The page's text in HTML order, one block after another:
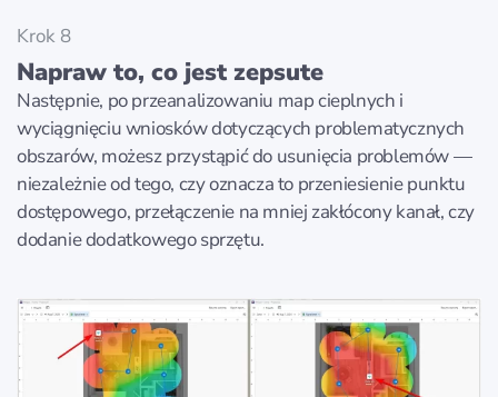
Krok 8
Napraw to, co jest zepsute
Następnie, po przeanalizowaniu map cieplnych i
wyciągnięciu wniosków dotyczących problematycznych
obszarów, możesz przystąpić do usunięcia problemów —
niezależnie od tego, czy oznacza to przeniesienie punktu
dostępowego, przełączenie na mniej zakłócony kanał, czy
dodanie dodatkowego sprzętu.